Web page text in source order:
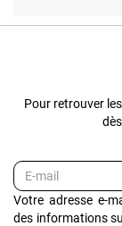
Pour retrouver
Votre adresse e-
des informations